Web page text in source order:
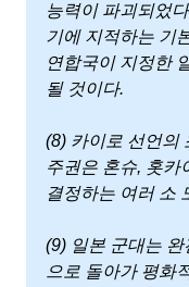
능력이 파괴되었
기에 지적하는 기
연합국이 지정한
될 것이다.
(8) 카이로 선언의
주권은 혼슈, 홋카
결정하는 여러 소
(9) 일본 군대는
으로 돌아가 평화